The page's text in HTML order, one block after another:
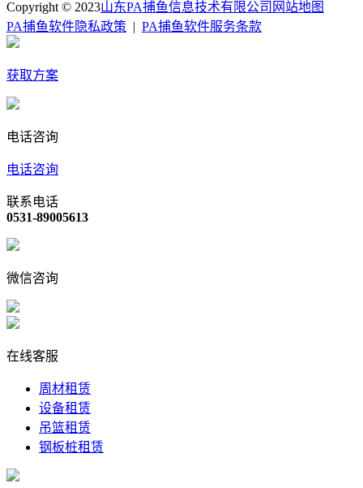
Copyright © 2023山东PA捕鱼信息技术有限公司 网站地图
PA捕鱼软件隐私政策
PA捕鱼软件服务条款
获取方案
电话咨询
电话咨询
联系电话
0531-89005613
微信咨询
在线客服
周材租赁
设备租赁
吊篮租赁
钢板桩租赁